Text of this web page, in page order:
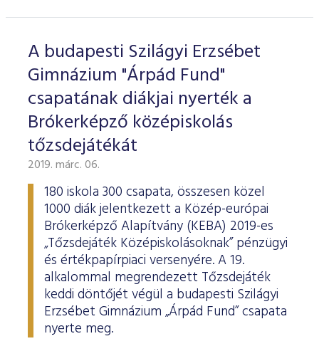
A budapesti Szilágyi Erzsébet
Gimnázium "Árpád Fund"
csapatának diákjai nyerték a
Brókerképző középiskolás
tőzsdejátékát
2019. márc. 06.
180 iskola 300 csapata, összesen közel
1000 diák jelentkezett a Közép-európai
Brókerképző Alapítvány (KEBA) 2019-es
„Tőzsdejáték Középiskolásoknak” pénzügyi
és értékpapírpiaci versenyére. A 19.
alkalommal megrendezett Tőzsdejáték
keddi döntőjét végül a budapesti Szilágyi
Erzsébet Gimnázium „Árpád Fund” csapata
nyerte meg.